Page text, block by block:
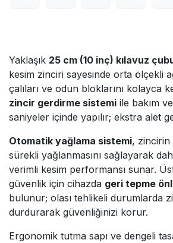
Yaklaşık 25 cm (10 inç) kılavuz
kesim zinciri sayesinde orta ölçekli
çalıları ve odun bloklarını kolayca
zincir gerdirme sistemi ile bakım
saniyeler içinde yapılır; ekstra alet
Otomatik yağlama sistemi, zincirin
sürekli yağlanmasını sağlayarak
verimli kesim performansı sunar.
güvenlik için cihazda geri tepme
bulunur; olası tehlikeli durumlarda
durdurarak güvenliğinizi korur.
Ergonomik tutma sapı ve dengeli